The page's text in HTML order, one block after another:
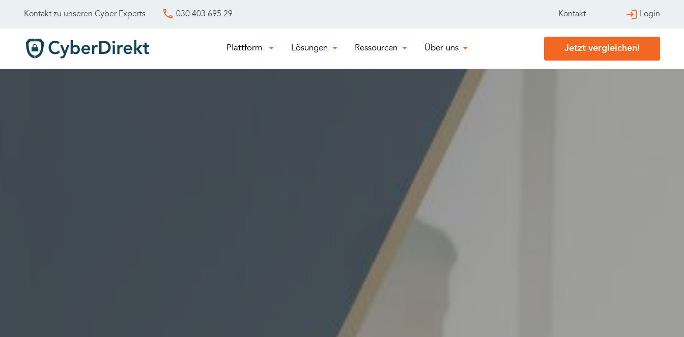
Kontakt zu unseren Cyber Experts 030 403 695 29 Kontakt Login
Plattform Lösungen Ressourcen Über uns Jetzt vergleichen!